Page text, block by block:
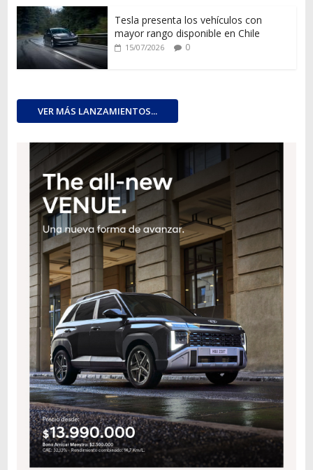
Tesla presenta los vehículos con
mayor rango disponible en Chile
15/07/2026 0
VER MÁS LANZAMIENTOS...